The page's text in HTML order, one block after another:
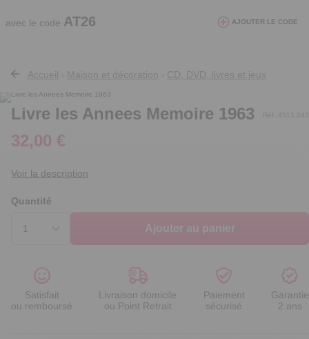
avec le code AT26 AJOUTER LE CODE
Accueil Maison et décoration CD, DVD, livres et jeux
Livre les Annees Memoire 1963 Réf. 4515.243
32,00 €
Voir la description
Quantité
Ajouter au panier
Satisfait
ou remboursé
Livraison domicile
ou Point Retrait
Paiement
sécurisé
Garantie
2 ans